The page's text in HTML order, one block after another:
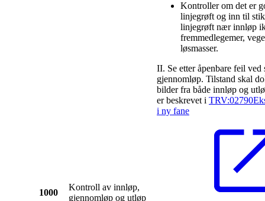
1000
Kontroll av innløp,
gjennomløp og utløp
Kontroller om det er
linjegrøft og inn til
linjegrøft nær innløp
fremmedlegemer,
løsmasser.
II. Se etter åpenbare feil ved
gjennomløp. Tilstand skal
bilder fra både innløp og
er beskrevet i TRV:02790
i ny fane